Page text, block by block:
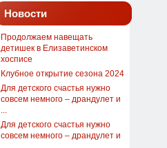
Новости
Продолжаем навещать
детишек в Елизаветинском
хосписе
Клубное открытие сезона 2024
Для детского счастья нужно
совсем немного – драндулет и
Для детского счастья нужно
совсем немного – драндулет и